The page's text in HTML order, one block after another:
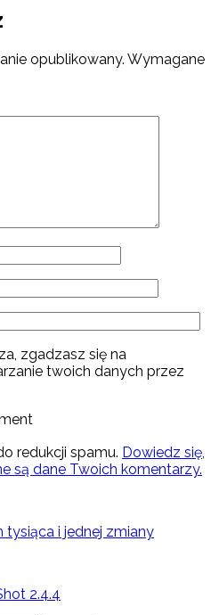
opublikowany. Wymagane
zgadzasz się na
twoich danych przez
redukcji spamu. Dowiedz się,
są dane Twoich komentarzy.
tysiąca i jednej zmiany
2.4.4